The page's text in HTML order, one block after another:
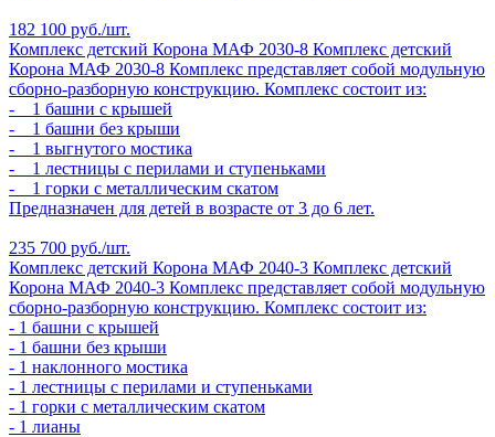
182 100 руб./шт.
Комплекс детский Корона МАФ 2030-8 Комплекс детский
Корона МАФ 2030-8 Комплекс представляет собой модульную
сборно-разборную конструкцию. Комплекс состоит из:
- 1 башни с крышей
- 1 башни без крыши
- 1 выгнутого мостика
- 1 лестницы с перилами и ступеньками
- 1 горки с металлическим скатом
Предназначен для детей в возрасте от 3 до 6 лет.
235 700 руб./шт.
Комплекс детский Корона МАФ 2040-3 Комплекс детский
Корона МАФ 2040-3 Комплекс представляет собой модульную
сборно-разборную конструкцию. Комплекс состоит из:
- 1 башни с крышей
- 1 башни без крыши
- 1 наклонного мостика
- 1 лестницы с перилами и ступеньками
- 1 горки с металлическим скатом
- 1 лианы